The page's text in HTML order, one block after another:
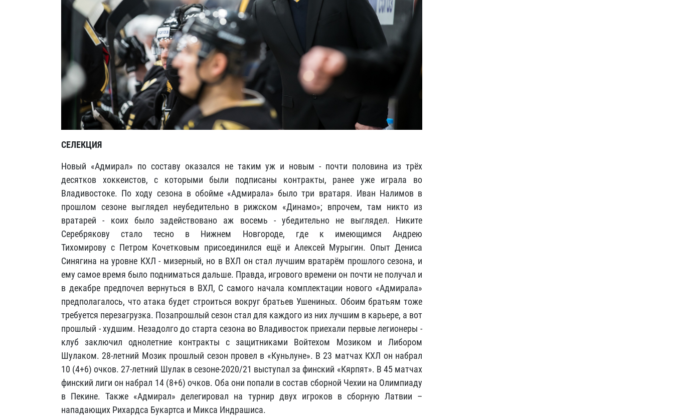
СЕЛЕКЦИЯ
Новый «Адмирал» по составу оказался не таким уж и новым - почти половина из трёх
десятков хоккеистов, с которыми были подписаны контракты, ранее уже играла во
Владивостоке. По ходу сезона в обойме «Адмирала» было три вратаря. Иван Налимов в
прошлом сезоне выглядел неубедительно в рижском «Динамо»; впрочем, там никто из
вратарей - коих было задействовано аж восемь - убедительно не выглядел. Никите
Серебрякову стало тесно в Нижнем Новгороде, где к имеющимся Андрею
Тихомирову с Петром Кочетковым присоединился ещё и Алексей Мурыгин. Опыт Дениса
Синягина на уровне КХЛ - мизерный, но в ВХЛ он стал лучшим вратарём прошлого сезона, и
ему самое время было подниматься дальше. Правда, игрового времени он почти не получал и
в декабре предпочел вернуться в ВХЛ, С самого начала комплектации нового «Адмирала»
предполагалось, что атака будет строиться вокруг братьев Ушениных. Обоим братьям тоже
требуется перезагрузка. Позапрошлый сезон стал для каждого из них лучшим в карьере, а вот
прошлый - худшим. Незадолго до старта сезона во Владивосток приехали первые легионеры -
клуб заключил однолетние контракты с защитниками Войтехом Мозиком и Либором
Шулаком. 28-летний Мозик прошлый сезон провел в «Куньлуне». В 23 матчах КХЛ он набрал
10 (4+6) очков. 27-летний Шулак в сезоне-2020/21 выступал за финский «Кярпят». В 45 матчах
финский лиги он набрал 14 (8+6) очков. Оба они попали в состав сборной Чехии на Олимпиаду
в Пекине. Также «Адмирал» делегировал на турнир двух игроков в сборную Латвии –
нападающих Рихардса Букартса и Микса Индрашиса.